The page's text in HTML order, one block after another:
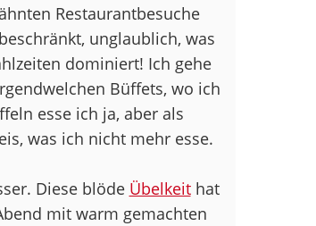
Restaurantbesuche
unglaublich, was
dominiert! Ich gehe
Büffets, wo ich
esse ich ja, aber als
was ich nicht mehr esse.
Diese blöde Übelkeithat
mit warm gemachten